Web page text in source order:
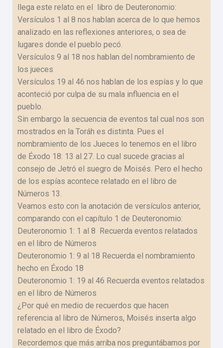
llega este relato en el libro de Deuteronomio:
Versículos 1 al 8 nos hablan acerca de lo que hemos
analizado en las reflexiones anteriores, o sea de
lugares donde el pueblo pecó.
Versículos 9 al 18 nos hablan del nombramiento de
los jueces
Versículos 19 al 46 nos hablan de los espías y lo que
aconteció por culpa de su mala influencia en el
pueblo.
Sin embargo la secuencia de eventos tal cual nos son
mostrados en la Toráh es distinta. Pues el
nombramiento de los Jueces lo tenemos en el libro
de Éxodo 18: 13 al 27. Lo cual sucede gracias al
consejo de Jetró el suegro de Moisés. Pero el hecho
de los espías acontece relatado en el libro de
Números 13.
Veamos esto con la anotación de versículos anterior,
comparando con el capítulo 1 de Deuteronomio:
Deuteronomio 1: 1 al 8 Recuerda eventos relatados
en el libro de Números
Deuteronomio 1: 9 al 18 Recuerda el nombramiento
hecho en Éxodo 18
Deuteronomio 1: 19 al 46 Recuerda eventos relatados
en el libro de Números
¿Por qué en medio de recuerdos que hacen
referencia al libro de Números, Moisés inserta algo
relatado en el libro de Éxodo?
Recordemos que más arriba nos preguntábamos por